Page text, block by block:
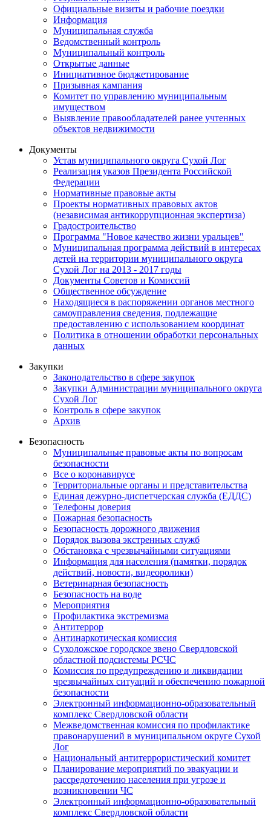
Официальные визиты и рабочие поездки
Информация
Муниципальная служба
Ведомственный контроль
Муниципальный контроль
Открытые данные
Инициативное бюджетирование
Призывная кампания
Комитет по управлению муниципальным
имуществом
Выявление правообладателей ранее учтенных
объектов недвижимости
Документы
Устав муниципального округа Сухой Лог
Реализация указов Президента Российской
Федерации
Нормативные правовые акты
Проекты нормативных правовых актов
(независимая антикоррупционная экспертиза)
Градостроительство
Программа "Новое качество жизни уральцев"
Муниципальная программа действий в интересах
детей на территории муниципального округа
Сухой Лог на 2013 - 2017 годы
Документы Советов и Комиссий
Общественное обсуждение
Находящиеся в распоряжении органов местного
самоуправления сведения, подлежащие
предоставлению с использованием координат
Политика в отношении обработки персональных
данных
Закупки
Законодательство в сфере закупок
Закупки Администрации муниципального округа
Сухой Лог
Контроль в сфере закупок
Архив
Безопасность
Муниципальные правовые акты по вопросам
безопасности
Все о коронавирусе
Территориальные органы и представительства
Единая дежурно-диспетчерская служба (ЕДДС)
Телефоны доверия
Пожарная безопасность
Безопасность дорожного движения
Порядок вызова экстренных служб
Обстановка с чрезвычайными ситуациями
Информация для населения (памятки, порядок
действий, новости, видеоролики)
Ветеринарная безопасность
Безопасность на воде
Мероприятия
Профилактика экстремизма
Антитеррор
Антинаркотическая комиссия
Сухоложское городское звено Свердловской
областной подсистемы РСЧС
Комиссия по предупреждению и ликвидации
чрезвычайных ситуаций и обеспечению пожарной
безопасности
Электронный информационно-образовательный
комплекс Cвердловской области
Межведомственная комиссия по профилактике
правонарушений в муниципальном округе Сухой
Лог
Национальный антитеррористический комитет
Планирование мероприятий по эвакуации и
рассредоточению населения при угрозе и
возникновении ЧС
Электронный информационно-образовательный
комплекс Свердловской области